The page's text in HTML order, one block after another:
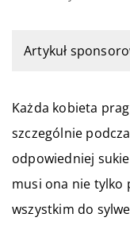
Artykuł
Każda kobieta
szczególnie
odpowiedniej
musi ona nie tylko
wszystkim do